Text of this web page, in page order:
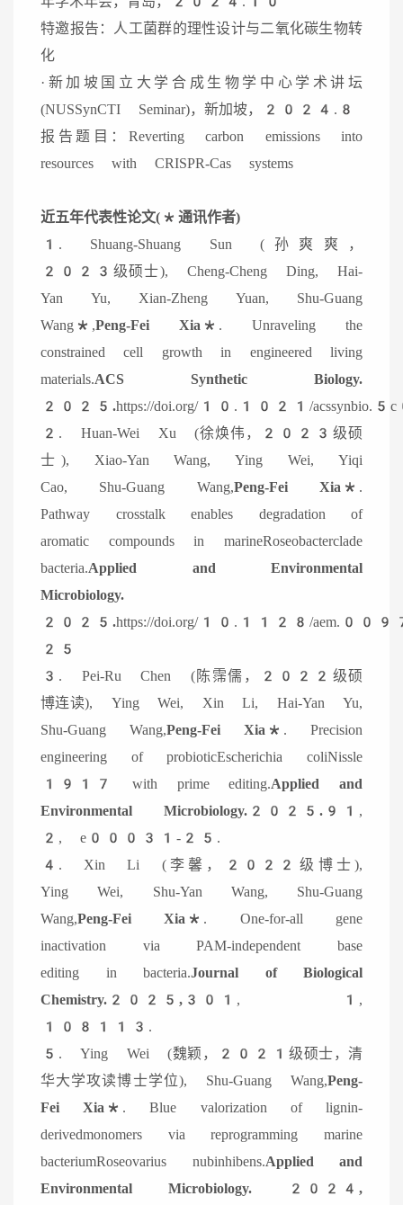
特邀报告：人工菌群的理性设计与二氧化碳生物转
化
·新加坡国立大学合成生物学中心学术讲坛
(NUSSynCTI Seminar)，新加坡，2024.8
报告题目：Reverting carbon emissions into
resources with CRISPR-Cas systems
近五年代表性论文(*通讯作者)
1. Shuang-Shuang Sun (孙爽爽，
2023级硕士), Cheng-Cheng Ding, Hai-
Yan Yu, Xian-Zheng Yuan, Shu-Guang
Wang*,Peng-Fei Xia* . Unraveling the
constrained cell growth in engineered living
materials.ACS Synthetic Biology.
2025.https://doi.org/10.1021/
2. Huan-Wei Xu (徐焕伟，2023级硕
士), Xiao-Yan Wang, Ying Wei, Yiqi
Cao, Shu-Guang Wang,Peng-Fei Xia* .
Pathway crosstalk enables degradation of
aromatic compounds in marineRoseobacterclade
bacteria.Applied and Environmental
Microbiology.
2025.https://doi.org/10.1128/
25
3. Pei-Ru Chen (陈霈儒，2022级硕
博连读), Ying Wei, Xin Li, Hai-Yan Yu,
Shu-Guang Wang,Peng-Fei Xia* . Precision
engineering of probioticEscherichia coliNissle
1917 with prime editing.Applied and
Environmental Microbiology.2025. 91,
2, e00031-25.
4. Xin Li (李馨，2022级博士),
Ying Wei, Shu-Yan Wang, Shu-Guang
Wang,Peng-Fei Xia* . One-for-all gene
inactivation via PAM-independent base
editing in bacteria.Journal of Biological
Chemistry. 2025, 301, 1,
108113.
5. Ying Wei (魏颖，2021级硕士，清
华大学攻读博士学位), Shu-Guang Wang,Peng-
Fei Xia* . Blue valorization of lignin-
derivedmonomers via reprogramming marine
bacteriumRoseovarius nubinhibens.Applied and
Environmental Microbiology. 2024,